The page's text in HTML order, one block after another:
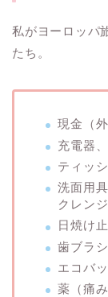
私がヨーロッパ
たち。
現金（
充電器
ティッ
洗面用
クレン
日焼け
歯ブラシ
エコバ
薬（痛